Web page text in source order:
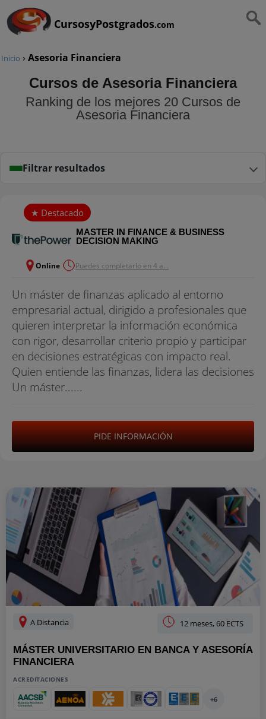
CursosyPostgrados.com
Inicio › Asesoria Financiera
Cursos de Asesoria Financiera
Ranking de los mejores 20 Cursos de
Asesoria Financiera
Filtrar resultados
MASTER IN FINANCE & BUSINESS
DECISION MAKING
Online Puedes completarlo en 4 a...
Un máster de finanzas aplicado al entorno
empresarial actual, dirigido a profesionales que
quieren interpretar la información económica
con rigor, desarrollar criterio propio y participar
en decisiones estratégicas con impacto real.
Quien entiende las finanzas, lidera las decisiones
Un máster......
PIDE INFORMACIÓN
A Distancia 12 meses, 60 ECTS
MÁSTER UNIVERSITARIO EN BANCA Y ASESORÍA
FINANCIERA
ACREDITACIONES
+6